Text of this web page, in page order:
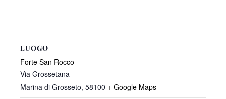
LUOGO
Forte San Rocco
Via Grossetana
Marina di Grosseto, 58100 + Google Maps